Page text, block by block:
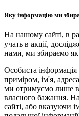
Яку інформацію ми
На нашому сайті, в
учать в акції,
нами, ми збираємо як
Особиста
приміром, ім'я,
ми отримуємо лише
власного бажання.
сайті, або вказуючи